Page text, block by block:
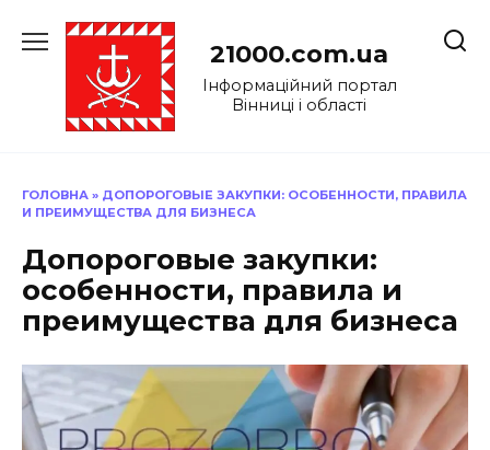
до
21000.com.ua
Інформаційний портал
Вінниці і області
ГОЛОВНА » ДОПОРОГОВЫЕ ЗАКУПКИ: ОСОБЕННОСТИ, ПРАВИЛА
И ПРЕИМУЩЕСТВА ДЛЯ БИЗНЕСА
Допороговые закупки:
особенности, правила и
преимущества для бизнеса